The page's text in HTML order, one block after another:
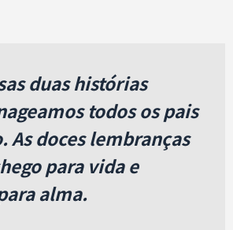
duas histórias
todos os pais
As doces lembranças
para vida e
alma.